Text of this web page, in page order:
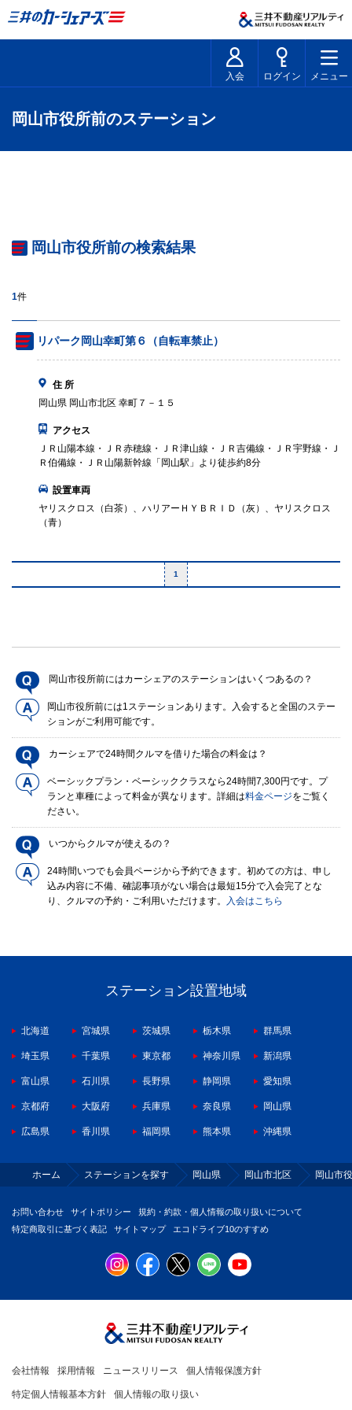
入会 ログイン メニュー
岡山市役所前のステーション
岡山市役所前の検索結果
1件
リパーク岡山幸町第６（自転車禁止）
住 所
岡山県 岡山市北区 幸町７－１５
アクセス
ＪＲ山陽本線・ＪＲ赤穂線・ＪＲ津山線・ＪＲ吉備線・ＪＲ宇野線・Ｊ
Ｒ伯備線・ＪＲ山陽新幹線「岡山駅」より徒歩約8分
設置車両
ヤリスクロス（白茶）、ハリアーＨＹＢＲＩＤ（灰）、ヤリスクロス
（青）
1
岡山市役所前にはカーシェアのステーションはいくつあるの？
岡山市役所前には1ステーションあります。入会すると全国のステー
ションがご利用可能です。
カーシェアで24時間クルマを借りた場合の料金は？
ベーシックプラン・ベーシッククラスなら24時間7,300円です。プ
ランと車種によって料金が異なります。詳細は料金ページをご覧く
ださい。
いつからクルマが使えるの？
24時間いつでも会員ページから予約できます。初めての方は、申し
込み内容に不備、確認事項がない場合は最短15分で入会完了とな
り、クルマの予約・ご利用いただけます。
入会はこちら
ステーション設置地域
北海道 宮城県 茨城県 栃木県 群馬県
埼玉県 千葉県 東京都 神奈川県 新潟県
富山県 石川県 長野県 静岡県 愛知県
京都府 大阪府 兵庫県 奈良県 岡山県
広島県 香川県 福岡県 熊本県 沖縄県
ホーム ステーションを探す 岡山県 岡山市北区 岡山市
お問い合わせ サイトポリシー
規約・約款・個人情報の取り扱いについて
特定商取引に基づく表記
サイトマップ エコドライブ10のすすめ
会社情報 採用情報 ニュースリリース 個人情報保護方針
特定個人情報基本方針 個人情報の取り扱い